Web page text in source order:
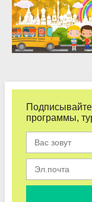
программы,